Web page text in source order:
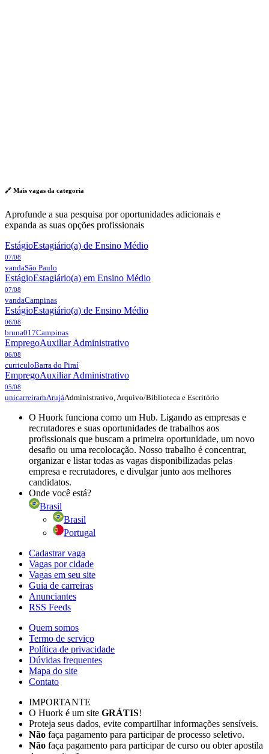
🔗 Mais vagas da categoria
Aprofunde a sua pesquisa por oportunidades adicionais e
expanda as suas opções profissionais
EstágioEstagiário(a) de Ensino Médio
07/08
vandaSão Paulo
EstágioEstagiário(a) em Ensino Médio
07/08
vandaCampinas
EstágioEstagiário(a) de Ensino Médio
06/08
bruna017Campinas
EmpregoAuxiliar Administrativo
06/08
curriculoBarra do Piraí
EmpregoAuxiliar Administrativo
05/08
unicarreirarhArujáAdministrativo, Arquivo/Biblioteca e Escritório
O Huork funciona como um Hub. Ligando as empresas e
recrutadores e suas oportunidades de trabalhos aos
profissionais que buscam a primeira oportunidade, um novo
desafio ou uma recolocação. Nosso trabalho é concentrar,
organizar e listar todas as vagas disponibilizadas pelas
empresa e recrutadores, e divulgar junto aos melhores
candidatos.
Onde você está?
Brasil
Brasil
Portugal
Cadastrar vaga
Vagas por cidade
Vagas em seu site
Guia de carreiras
Anunciantes
RSS Feeds
Quem somos
Termo de serviço
Política de privacidade
Dúvidas frequentes
Mapa do site
Contato
IMPORTANTE
O Huork é um site GRÁTIS!
Proteja seus dados, evite compartilhar informações sensíveis.
Não faça pagamento para participar de processo seletivo.
Não faça pagamento para participar de curso ou obter apostila